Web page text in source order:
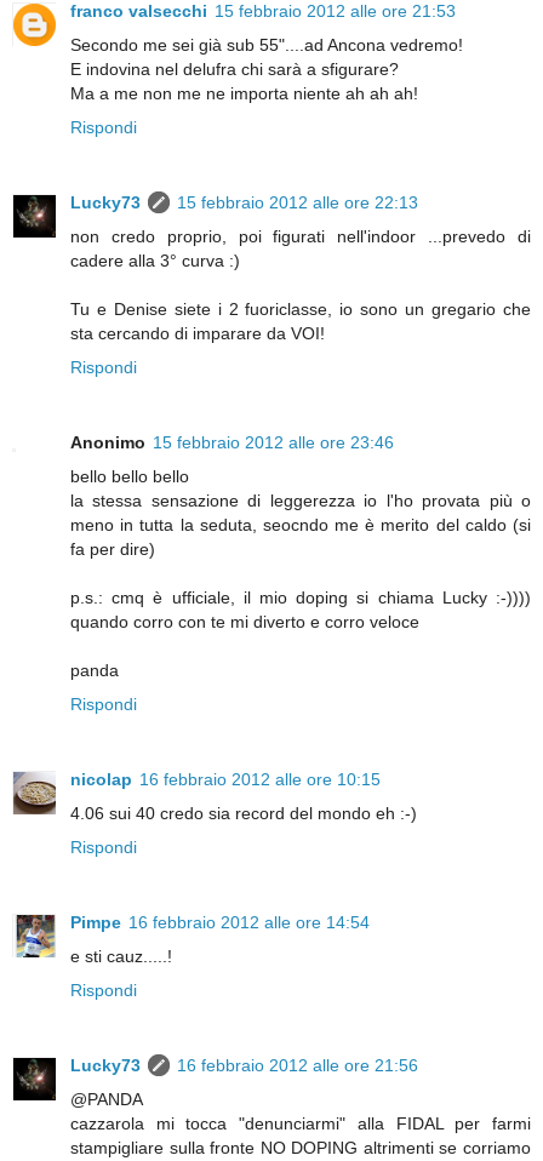
franco valsecchi 15 febbraio 2012 alle ore 21:53
Secondo me sei già sub 55"....ad Ancona vedremo!
E indovina nel delufra chi sarà a sfigurare?
Ma a me non me ne importa niente ah ah ah!
Rispondi
Lucky73
15 febbraio 2012 alle ore 22:13
non credo proprio, poi figurati nell'indoor ...prevedo di
cadere alla 3° curva :)
Tu e Denise siete i 2 fuoriclasse, io sono un gregario che
sta cercando di imparare da VOI!
Rispondi
Anonimo 15 febbraio 2012 alle ore 23:46
bello bello bello
la stessa sensazione di leggerezza io l'ho provata più o
meno in tutta la seduta, seocndo me è merito del caldo (si
fa per dire)
p.s.: cmq è ufficiale, il mio doping si chiama Lucky :-))))
quando corro con te mi diverto e corro veloce
panda
Rispondi
nicolap 16 febbraio 2012 alle ore 10:15
4.06 sui 40 credo sia record del mondo eh :-)
Rispondi
Pimpe 16 febbraio 2012 alle ore 14:54
e sti cauz.....!
Rispondi
Lucky73
16 febbraio 2012 alle ore 21:56
@PANDA
cazzarola mi tocca "denunciarmi" alla FIDAL per farmi
stampigliare sulla fronte NO DOPING altrimenti se corriamo